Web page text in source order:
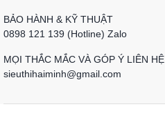
BẢO HÀNH & KỸ THUẬT
0898 121 139 (Hotline) Zalo
MỌI THẮC MẮC VÀ GÓP Ý LIÊN HỆ
sieuthihaiminh@gmail.com